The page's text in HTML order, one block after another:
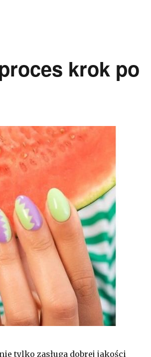
krok po
tylko zasługa dobrej jakości